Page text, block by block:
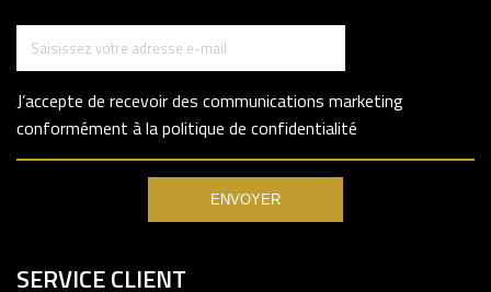
J’accepte de recevoir des communications marketing
conformément à la politique de confidentialité
ENVOYER
SERVICE CLIENT